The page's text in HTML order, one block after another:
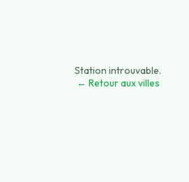
Station introuvable.
← Retour aux villes